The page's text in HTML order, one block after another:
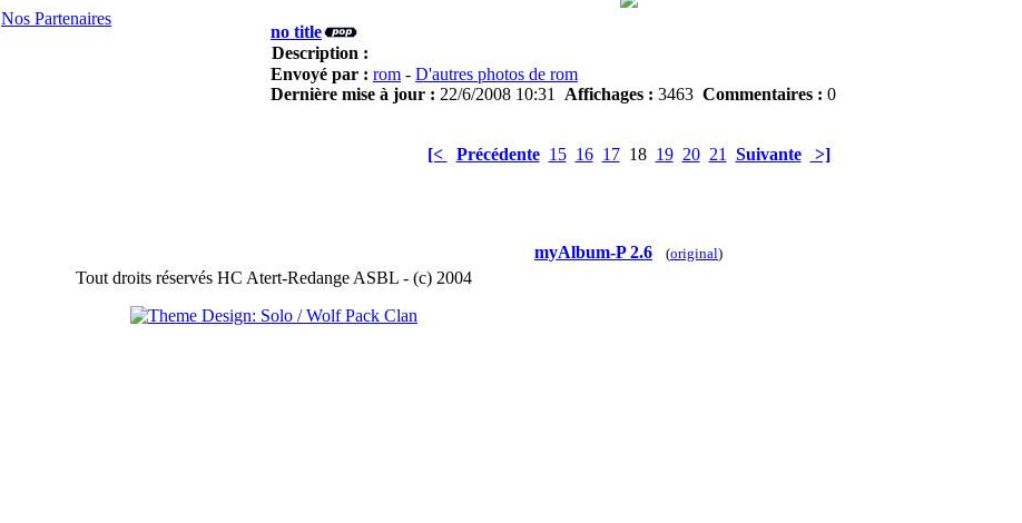
Nos Partenaires
no title
Description :
Envoyé par : rom - D'autres photos de rom
Dernière mise à jour : 22/6/2008 10:31 Affichages : 3463 Commentaires : 0
[< Précédente 15 16 1718 19 20 21 Suivante >]
myAlbum-P 2.6 (original)
Tout droits réservés HC Atert-Redange ASBL - (c) 2004